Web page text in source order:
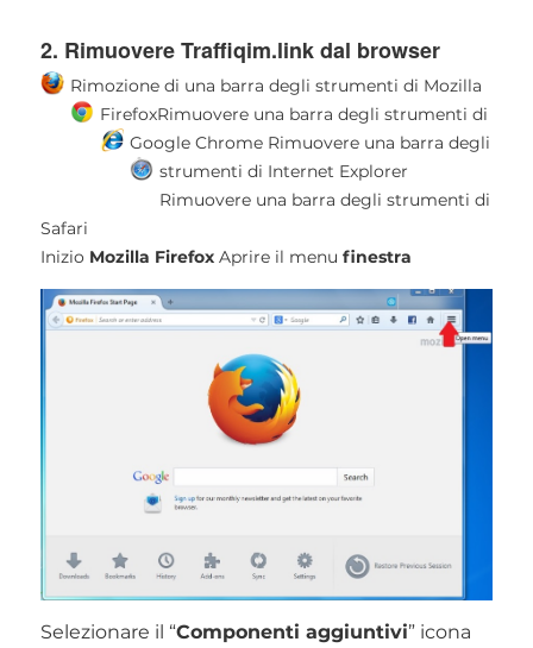
2. Rimuovere Traffiqim.link dal browser
Rimozione di una barra degli strumenti di Mozilla
FirefoxRimuovere una barra degli strumenti di
Google ChromeRimuovere una barra degli
strumenti di Internet Explorer
Rimuovere una barra degli strumenti di
Safari
Inizio Mozilla FirefoxAprire il menu finestra
Selezionare il “Componenti aggiuntivi” icona